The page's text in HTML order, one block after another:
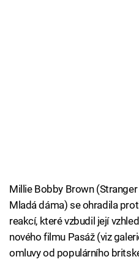
Millie Bobby Brown
Mladá dáma) se ohradila
reakcí, které vzbudil její
nového filmu Pasáž (viz
omluvy od populárního